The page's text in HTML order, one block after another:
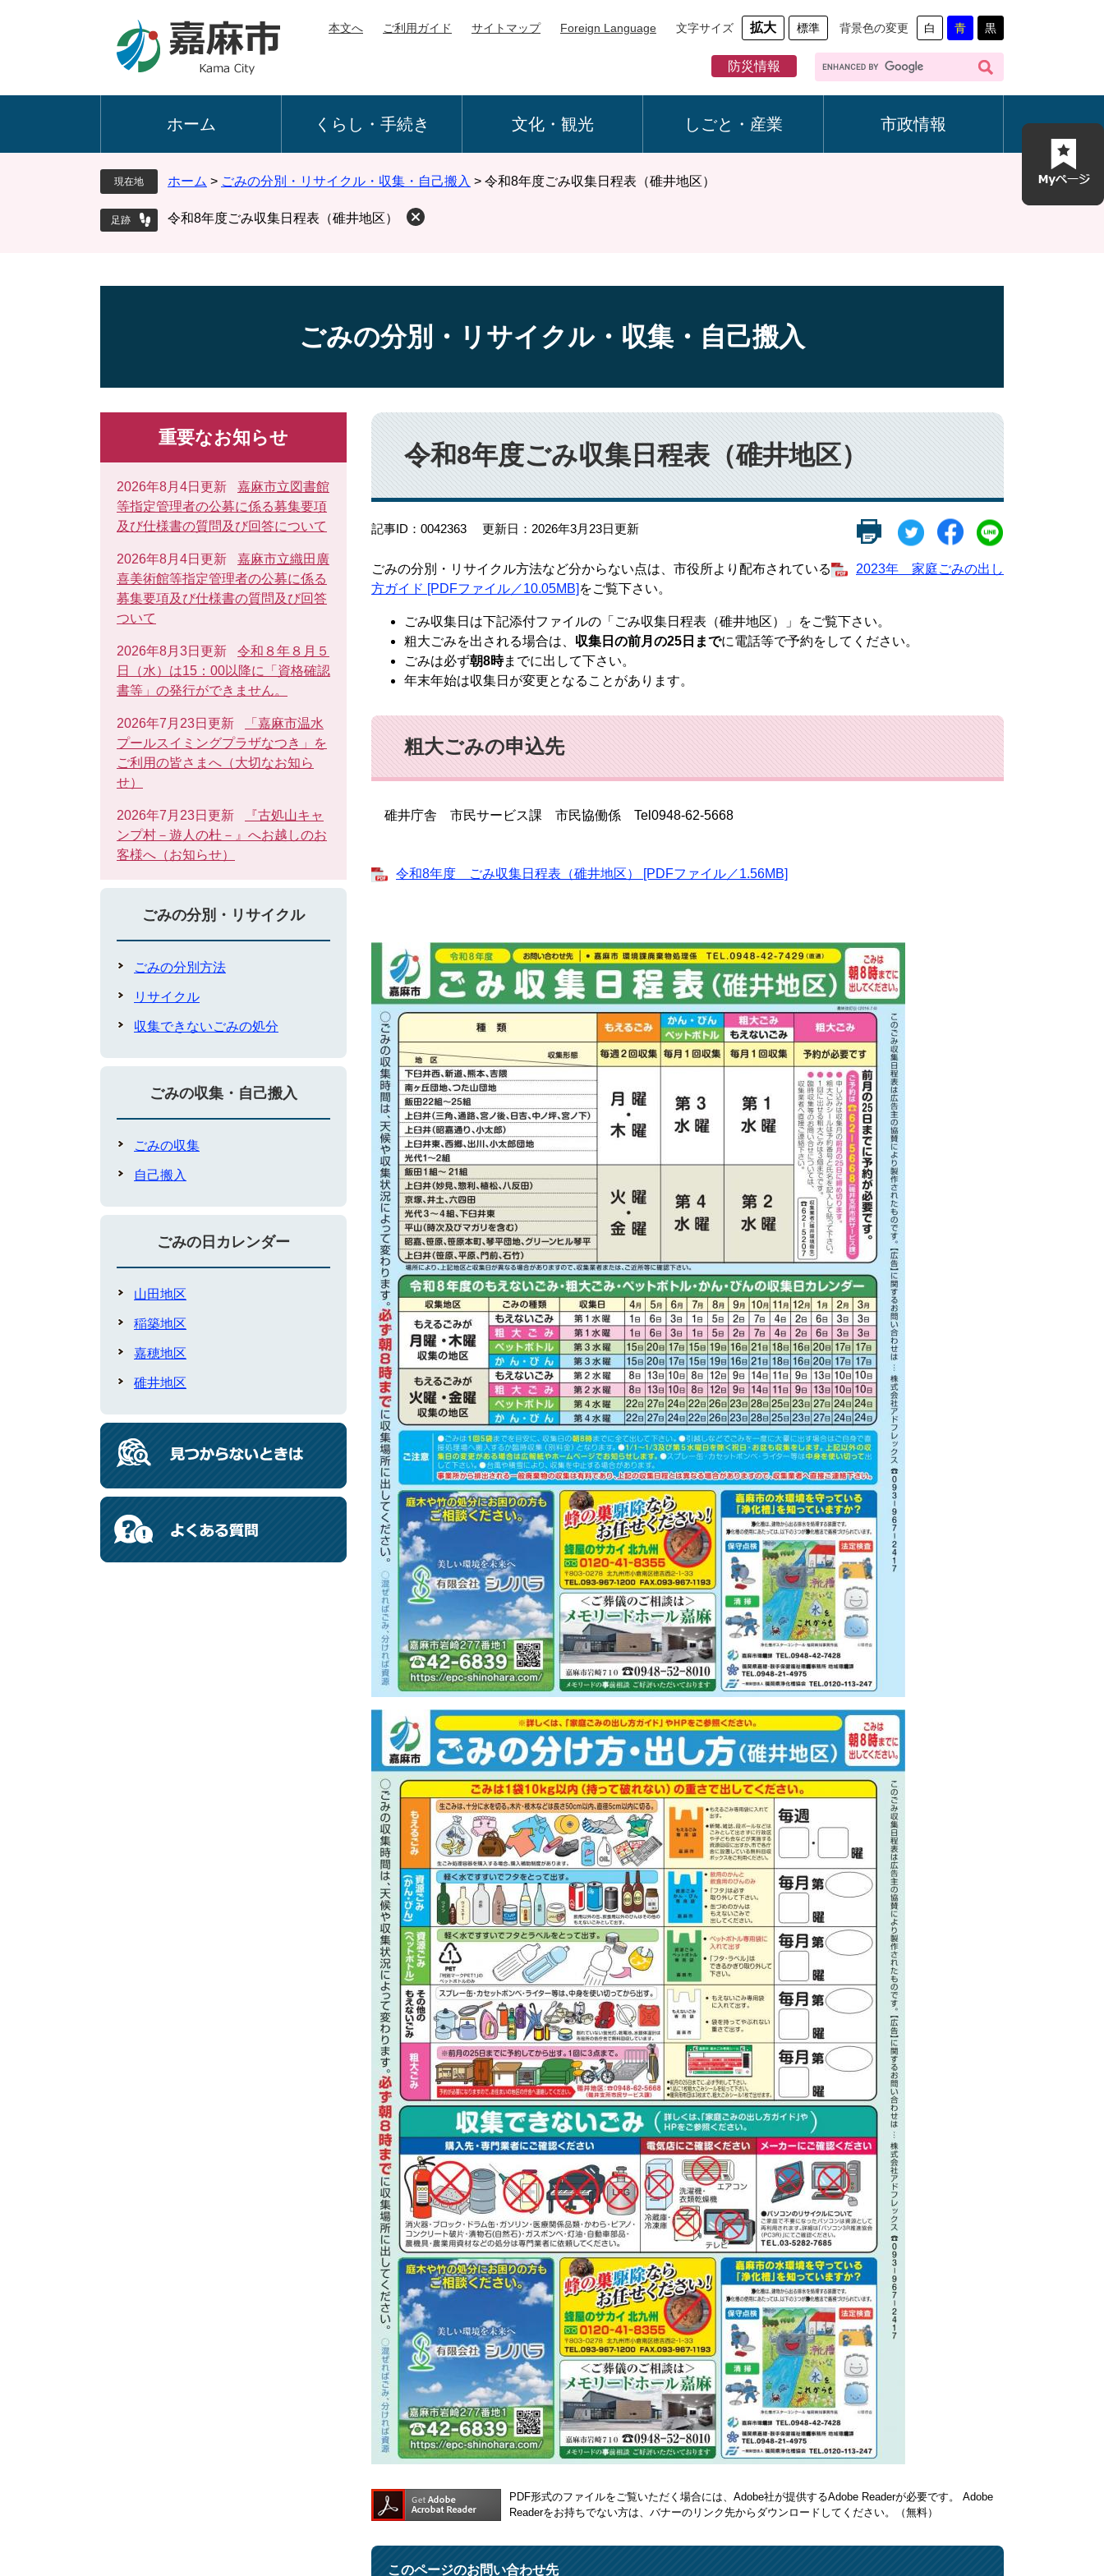
本文へ ご利用ガイド サイトマップ Foreign Language 文字サイズ 拡大 標準 背景色の変更 白 青 黒
防災情報
G
o
ホーム くらし・手続き 文化・観光 しごと・産業 市政情報
現在地 ホーム > ごみの分別・リサイクル・収集・自己搬入 > 令和8年度ごみ収集日程表（碓井地区）
令和8年度ごみ収集日程表（碓井地区）
ごみの分別・リサイクル・収集・自己搬入
本
文
令和8年度ごみ収集日程表（碓井地区）
記事ID：0042363 更新日：2026年3月23日更新
ごみの分別・リサイクル方法など分からない点は、市役所より配布されている
2023年 家庭ごみの出し
方ガイド [PDFファイル／10.05MB] をご覧下さい。
ごみ収集日は下記添付ファイルの「ごみ収集日程表（碓井地区）」をご覧下さい。
粗大ごみを出される場合は、 収集日の前月の25日までに電話等で予約をしてください。
ごみは必ず朝8時までに出して下さい。
年末年始は収集日が変更となることがあります。
粗大ごみの申込先
碓井庁舎 市民サービス課 市民協働係 Tel0948-62-5668
令和8年度 ごみ収集日程表（碓井地区） [PDFファイル／1.56MB]
PDF形式のファイルをご覧いただく場合には、Adobe社が提供するAdobe Readerが必要です。
Adobe
Readerをお持ちでない方は、バナーのリンク先からダウンロードしてください。（無料）
このページのお問い合わせ先
重要なお知らせ
2026年8月4日更新
嘉麻市立図書館
等指定管理者の公募に係る募集要項
及び仕様書の質問及び回答について
2026年8月4日更新
嘉麻市立織田廣
喜美術館等指定管理者の公募に係る
募集要項及び仕様書の質問及び回答
ついて
2026年8月3日更新
令和８年８月５
日（水）は15：00以降に「資格確認
書等」の発行ができません。
2026年7月23日更新
「嘉麻市温水
プールスイミングプラザなつき」を
ご利用の皆さまへ（大切なお知ら
せ）
2026年7月23日更新
『古処山キャ
ンプ村－遊人の杜－』へお越しのお
客様へ（お知らせ）
ごみの分別・リサイクル
ごみの分別方法
リサイクル
収集できないごみの処分
ごみの収集・自己搬入
ごみの収集
自己搬入
ごみの日カレンダー
山田地区
稲築地区
嘉穂地区
碓井地区